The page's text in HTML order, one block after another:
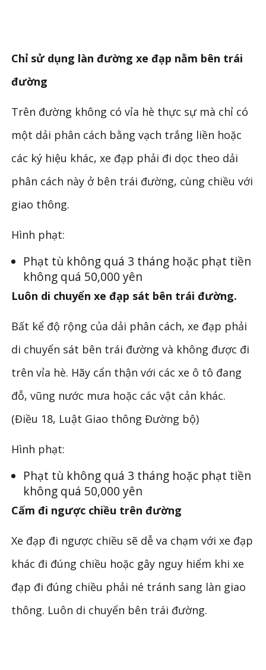
Chỉ sử dụng làn đường xe đạp nằm bên trái
đường
Trên đường không có vỉa hè thực sự mà chỉ có
một dải phân cách bằng vạch trắng liền hoặc
các ký hiệu khác, xe đạp phải đi dọc theo dải
phân cách này ở bên trái đường, cùng chiều với
giao thông.
Hình phạt:
Phạt tù không quá 3 tháng hoặc phạt tiền
không quá 50,000 yên
Luôn di chuyển xe đạp sát bên trái đường.
Bất kể độ rộng của dải phân cách, xe đạp phải
di chuyển sát bên trái đường và không được đi
trên vỉa hè. Hãy cẩn thận với các xe ô tô đang
đỗ, vũng nước mưa hoặc các vật cản khác.
(Điều 18, Luật Giao thông Đường bộ)
Hình phạt:
Phạt tù không quá 3 tháng hoặc phạt tiền
không quá 50,000 yên
Cấm đi ngược chiều trên đường
Xe đạp đi ngược chiều sẽ dễ va chạm với xe đạp
khác đi đúng chiều hoặc gây nguy hiểm khi xe
đạp đi đúng chiều phải né tránh sang làn giao
thông. Luôn di chuyển bên trái đường.